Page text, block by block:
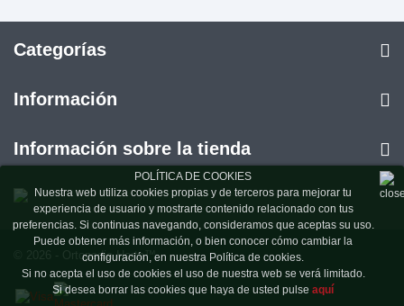
POLÍTICA DE COOKIES
Nuestra web utiliza cookies propias y de terceros para mejorar tu
experiencia de usuario y mostrarte contenido relacionado con tus
preferencias. Si continuas navegando, consideramos que aceptas su uso.
Puede obtener más información, o bien conocer cómo cambiar la
configuración, en nuestra Política de cookies.
Si no acepta el uso de cookies el uso de nuestra web se verá limitado.
Si desea borrar las cookies que haya de usted pulse aquí
Categorías
Información
Información sobre la tienda
© 2026 - Ortopedia Horta™